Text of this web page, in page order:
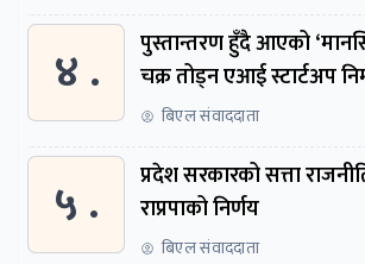
४ .
पुस्तान्तरण हुँदै आएको
चक्र तोड्न एआई स्टार्टअप
बिएल संवाददाता
५ .
प्रदेश सरकारको सत्ता
राप्रपाको निर्णय
बिएल संवाददाता